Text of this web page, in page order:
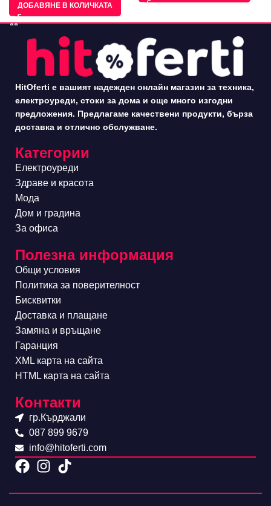
ДОБАВЯНЕ В КОЛИЧКАТА
HitOferti е вашият надежден онлайн магазин за техника,
електроуреди, стоки за дома и още много изгодни
предложения. Предлагаме качествени продукти, бърза
доставка и отлично обслужване.
Категории
Електроуреди
Здраве и красота
Мода
Дом и градина
За офиса
Полезна информация
Общи условия
Политика за поверителност
Бисквитки
Доставка и плащане
Замяна и връщане
Гаранция
XML карта на сайта
HTML карта на сайта
Контакти
гр.Кърджали
087 899 9679
info@hitoferti.com